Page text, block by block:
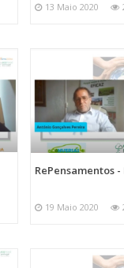
13 Maio 2020
RePensamentos
19 Maio 2020